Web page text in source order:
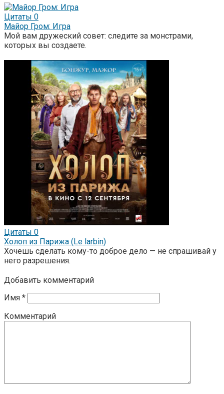
Цитаты 0
Майор Гром: Игра
Мой вам дружеский совет: следите за монстрами,
которых вы создаете.
Цитаты 0
Холоп из Парижа (Le larbin)
Хочешь сделать кому-то доброе дело — не спрашивай у
него разрешения.
Добавить комментарий
Имя *
Комментарий